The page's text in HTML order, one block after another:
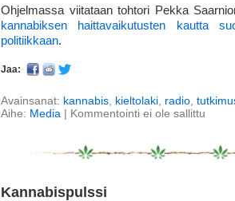
Ohjelmassa viitataan tohtori Pekka
kannabiksen haitta­vaikutusten kautta
politiikkaan.
Jaa:
Avainsanat: kannabis kieltolaki radio
Aihe: Media | Kommentointi ei ole sallittu
Kannabispulssi